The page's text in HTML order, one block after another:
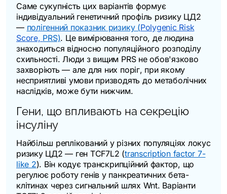
Саме сукупність цих варіантів формує
індивідуальний генетичний профіль ризику ЦД2
— полігенний показник ризику (Polygenic Risk
Score, PRS). Це вимірювання того, де людина
знаходиться відносно популяційного розподілу
схильності. Люди з вищим PRS не обов'язково
захворіють — але для них поріг, при якому
несприятливі умови призводять до метаболічних
наслідків, може бути нижчим.
Гени, що впливають на секрецію
інсуліну
Найбільш реплікований у різних популяціях локус
ризику ЦД2 — ген TCF7L2 (transcription factor 7-
like 2). Він кодує транскрипційний фактор, що
регулює роботу генів у панкреатичних бета-
клітинах через сигнальний шлях Wnt. Варіанти